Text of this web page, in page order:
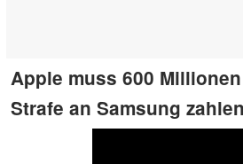
Apple muss 600
Strafe an Samsung zahlen